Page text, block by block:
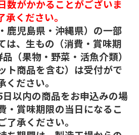
数がかかることがございま
ください。
鹿児島県・沖縄県）の一部
は、生もの（消費・賞味期
（果物・野菜・活魚介類）
ト商品を含む）は受付がで
ださい。
以内の商品をお申込みの場
・賞味期限の当日になるこ
了承ください。